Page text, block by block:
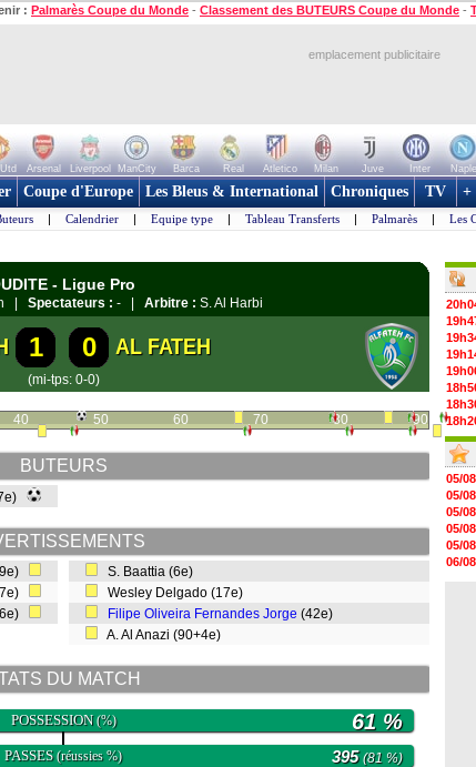
: Palmarès Coupe du Monde - Classement des BUTEURS Coupe du Monde -
emplacement publicitaire
Arsenal Liverpool ManCity Barca Real Atletico Milan Juve Inter
Coupe d'Europe Les Bleus & International Chroniques TV +
| Calendrier | Equipe type | Tableau Transferts | Palmarès | Les
- Ligue Pro
| Spectateurs : - | Arbitre : S. Al Harbi
1 0 AL FATEH
(mi-tps: 0-0)
40 50 60 70 80 90
BUTEURS
S. Baattia (6e)
Wesley Delgado (17e)
Filipe Oliveira Fernandes Jorge (42e)
A. Al Anazi (90+4e)
DU MATCH
POSSESSION(%) 61 %
PASSES(réussies %) 395(81 %)
17h47
17h22
17h10
16h59
16h53
16h45
16h34
05/08
05/08
05/08
05/08
05/08
06/08